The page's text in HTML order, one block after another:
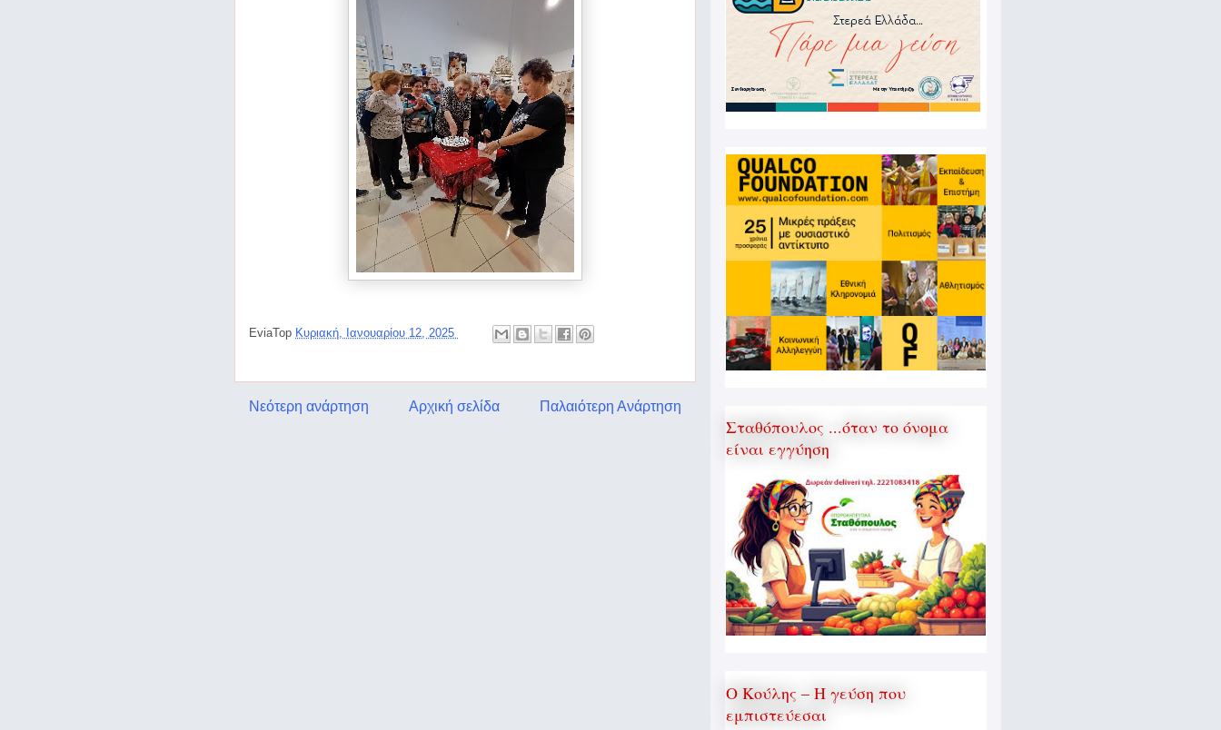
EviaTop Κυριακή, Ιανουαρίου 12, 2025
Νεότερη ανάρτηση Παλαιότερη Ανάρτηση
Αρχική σελίδα
Σταθόπουλος ...όταν το όνομα
είναι εγγύηση
Ο Κούλης – Η γεύση που
εμπιστεύεσαι